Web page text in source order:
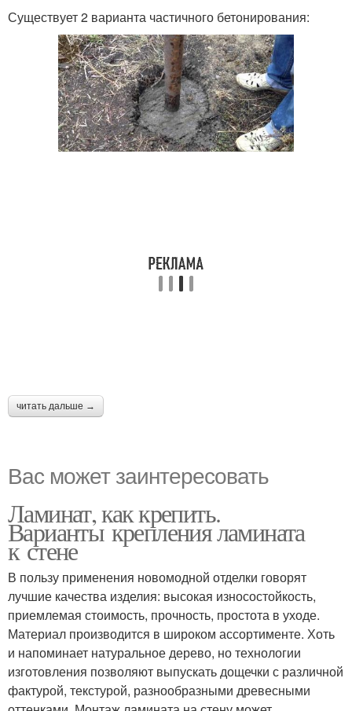
Существует 2 варианта частичного бетонирования:
читать дальше →
Вас может заинтересовать
Ламинат, как крепить.
Варианты крепления ламината
к стене
В пользу применения новомодной отделки говорят
лучшие качества изделия: высокая износостойкость,
приемлемая стоимость, прочность, простота в уходе.
Материал производится в широком ассортименте. Хоть
и напоминает натуральное дерево, но технологии
изготовления позволяют выпускать дощечки с различной
фактурой, текстурой, разнообразными древесными